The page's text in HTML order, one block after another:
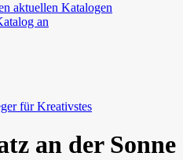
aktuellen Katalogen
an
für Kreativstes
an der Sonne